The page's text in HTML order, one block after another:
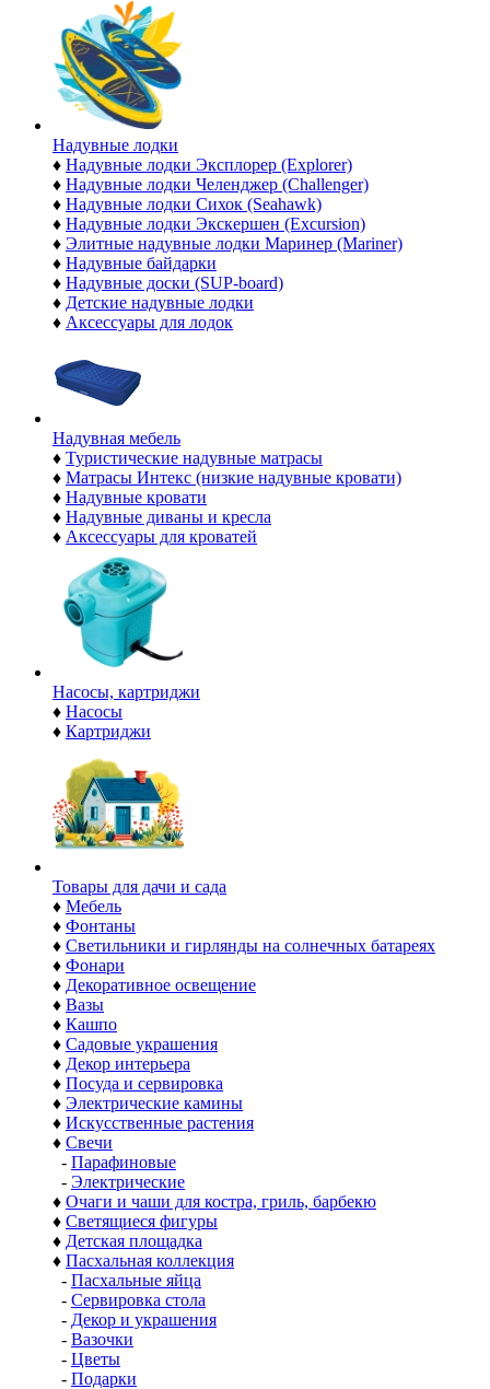
Надувные лодки
♦ Надувные лодки Эксплорер (Explorer)
♦ Надувные лодки Челенджер (Challenger)
♦ Надувные лодки Сихок (Seahawk)
♦ Надувные лодки Экскершен (Excursion)
♦ Элитные надувные лодки Маринер (Mariner)
♦ Надувные байдарки
♦ Надувные доски (SUP-board)
♦ Детские надувные лодки
♦ Аксессуары для лодок
Надувная мебель
♦ Туристические надувные матрасы
♦ Матрасы Интекс (низкие надувные кровати)
♦ Надувные кровати
♦ Надувные диваны и кресла
♦ Аксессуары для кроватей
Насосы, картриджи
♦ Насосы
♦ Картриджи
Товары для дачи и сада
♦ Мебель
♦ Фонтаны
♦ Светильники и гирлянды на солнечных батареях
♦ Фонари
♦ Декоративное освещение
♦ Вазы
♦ Кашпо
♦ Садовые украшения
♦ Декор интерьера
♦ Посуда и сервировка
♦ Электрические камины
♦ Искусственные растения
♦ Свечи
- Парафиновые
- Электрические
♦ Очаги и чаши для костра, гриль, барбекю
♦ Светящиеся фигуры
♦ Детская площадка
♦ Пасхальная коллекция
- Пасхальные яйца
- Сервировка стола
- Декор и украшения
- Вазочки
- Цветы
- Подарки